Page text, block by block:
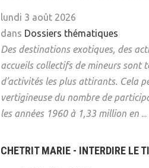
lundi 3 août 2026
dans Dossiers thématiques
Des destinations exotiques, des
accueils collectifs de mineurs sont
d’activités les plus attirants. Cela
vertigineuse du nombre de
les années 1960 à 1,33 million en ...
CHETRIT MARIE - INTERDIRE LE